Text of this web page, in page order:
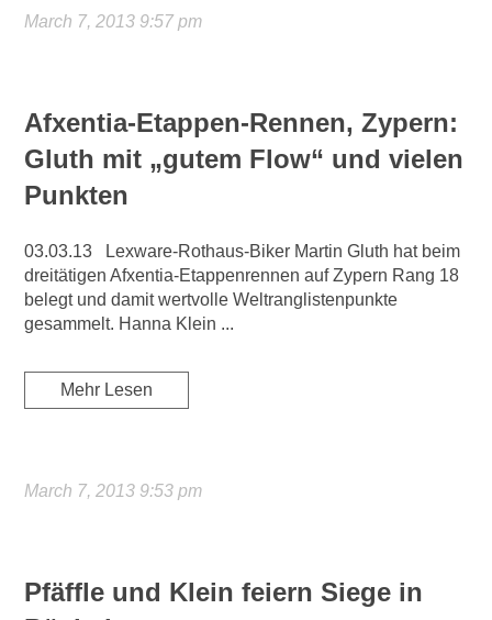
March 7, 2013 9:57 pm
Afxentia-Etappen-Rennen, Zypern:
Gluth mit „gutem Flow“ und vielen
Punkten
03.03.13 Lexware-Rothaus-Biker Martin Gluth hat beim
dreitätigen Afxentia-Etappenrennen auf Zypern Rang 18
belegt und damit wertvolle Weltranglistenpunkte
gesammelt. Hanna Klein ...
Mehr Lesen
March 7, 2013 9:53 pm
Pfäffle und Klein feiern Siege in